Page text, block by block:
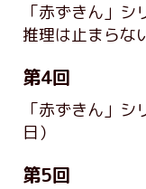
「赤ずきん」
推理は止まらな
第4回
「赤ずきん」
日）
第5回